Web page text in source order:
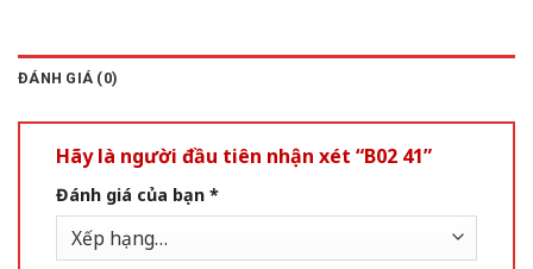
ĐÁNH GIÁ (0)
Hãy là người đầu tiên nhận xét “B02 41”
Đánh giá của bạn *